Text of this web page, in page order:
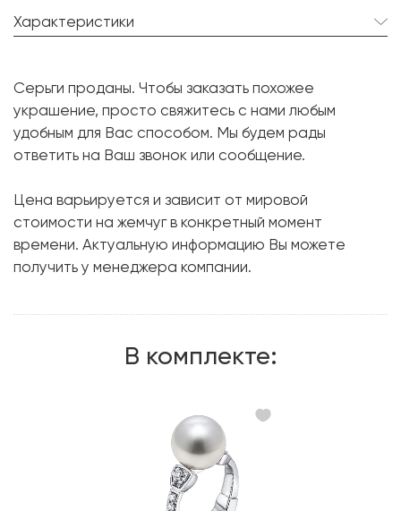
Характеристики
Форма:
Бриллиант:
60 шт. 0.43 карат.
Форма огранки:
Металл:
Белое золото, 750 проба
Вес грамм:
Серьги проданы. Чтобы заказать похожее
украшение, просто свяжитесь с нами любым
удобным для Вас способом. Мы будем рады
ответить на Ваш звонок или сообщение.
Цена варьируется и зависит от мировой
стоимости на жемчуг в конкретный момент
времени. Актуальную информацию Вы можете
получить у менеджера компании.
В комплекте: